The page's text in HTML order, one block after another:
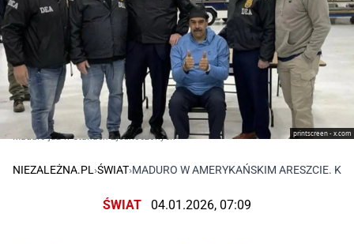
printscreen - x.com
Maduro już w Stanach Zjednoczonych
NIEZALEŻNA.PL ›ŚWIAT›MADURO W AMERYKAŃSKIM ARESZCIE.
ŚWIAT 04.01.2026, 07:09